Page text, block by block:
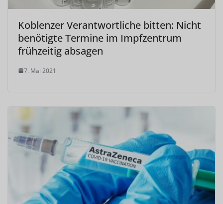
Koblenzer Verantwortliche bitten: Nicht
benötigte Termine im Impfzentrum
frühzeitig absagen
7. Mai 2021